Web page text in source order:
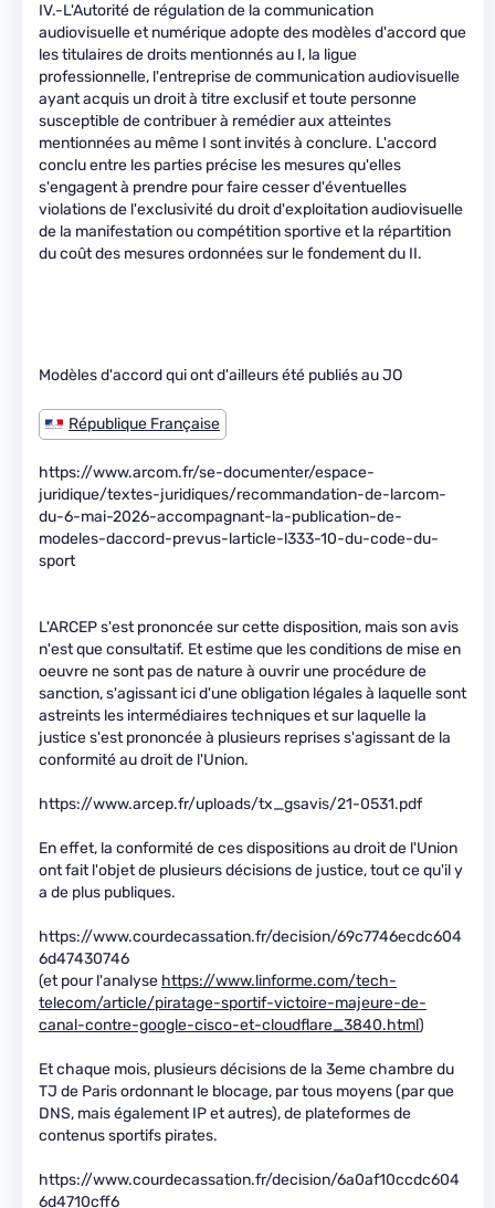
IV.-L'Autorité de régulation de la communication
audiovisuelle et numérique adopte des modèles d'accord que
les titulaires de droits mentionnés au I, la ligue
professionnelle, l'entreprise de communication audiovisuelle
ayant acquis un droit à titre exclusif et toute personne
susceptible de contribuer à remédier aux atteintes
mentionnées au même I sont invités à conclure. L'accord
conclu entre les parties précise les mesures qu'elles
s'engagent à prendre pour faire cesser d'éventuelles
violations de l'exclusivité du droit d'exploitation audiovisuelle
de la manifestation ou compétition sportive et la répartition
du coût des mesures ordonnées sur le fondement du II.
Modèles d'accord qui ont d'ailleurs été publiés au JO
République Française
https://www.arcom.fr/se-documenter/espace-
juridique/textes-juridiques/recommandation-de-larcom-
du-6-mai-2026-accompagnant-la-publication-de-
modeles-daccord-prevus-larticle-l333-10-du-code-du-
sport
L'ARCEP s'est prononcée sur cette disposition, mais son avis
n'est que consultatif. Et estime que les conditions de mise en
oeuvre ne sont pas de nature à ouvrir une procédure de
sanction, s'agissant ici d'une obligation légales à laquelle sont
astreints les intermédiaires techniques et sur laquelle la
justice s'est prononcée à plusieurs reprises s'agissant de la
conformité au droit de l'Union.
https://www.arcep.fr/uploads/tx_gsavis/21-0531.pdf
En effet, la conformité de ces dispositions au droit de l'Union
ont fait l'objet de plusieurs décisions de justice, tout ce qu'il y
a de plus publiques.
https://www.courdecassation.fr/decision/69c7746ecdc604
6d47430746
(et pour l'analyse https://www.linforme.com/tech-
telecom/article/piratage-sportif-victoire-majeure-de-
canal-contre-google-cisco-et-cloudflare_3840.html)
Et chaque mois, plusieurs décisions de la 3eme chambre du
TJ de Paris ordonnant le blocage, par tous moyens (par que
DNS, mais également IP et autres), de plateformes de
contenus sportifs pirates.
https://www.courdecassation.fr/decision/6a0af10ccdc604
6d4710cff6